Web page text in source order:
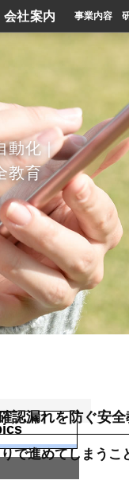
会社案内 事業内容
動化｜
教育
認漏れを防ぐ安
で進めてしまうこ